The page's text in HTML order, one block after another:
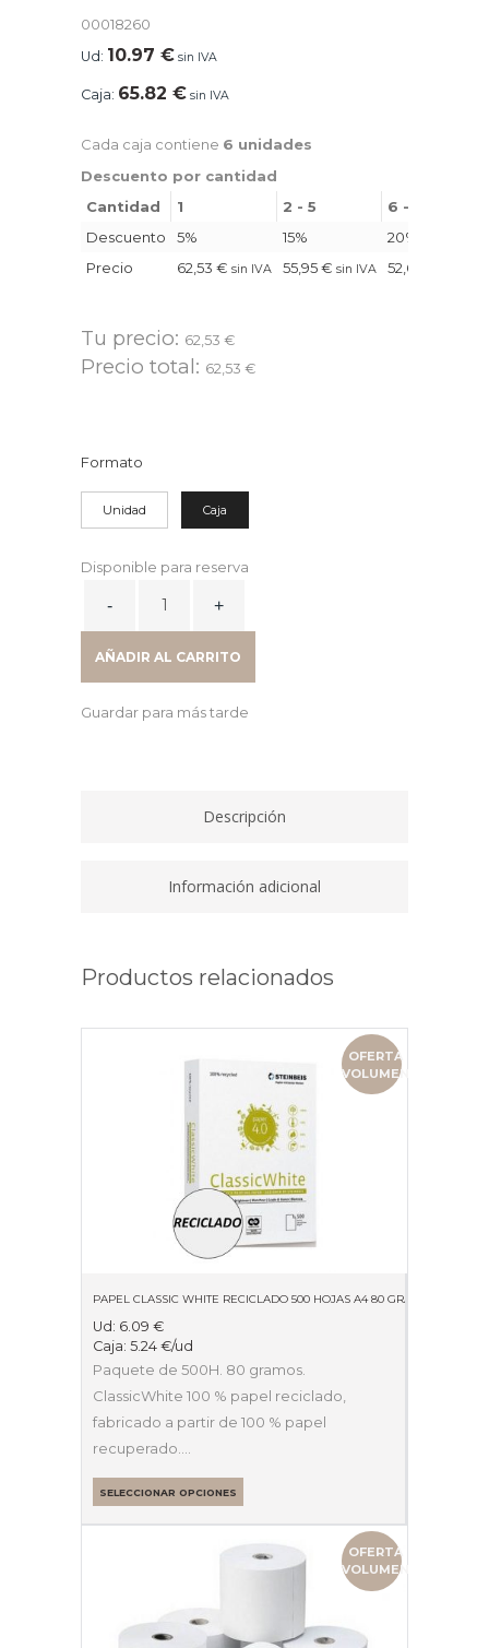
00018260
Ud: 10.97 € sin IVA
Caja: 65.82 € sin IVA
Cada caja contiene 6 unidades
Descuento por cantidad
Cantidad
1 2 - 5
6 - 10
Descuento
5% 15%
20%
Precio
62,53 € sin IVA 55,95€ sin IVA 52,66
Tu precio: 62,53 €
Precio total: 62,53 €
Formato
Unidad Caja
Disponible para reserva
80X80MM
AÑADIR AL CARRITO
Guardar para más tarde
Descripción
Información adicional
Productos relacionados
OFERTA
VOLUMEN
PAPEL CLASSIC WHITE RECICLADO 500 HOJAS A4 80 GRAMOS
Ud: 6.09 €
Caja: 5.24 €/ud
Paquete de 500H. 80 gramos.
ClassicWhite 100 % papel reciclado,
fabricado a partir de 100 % papel
recuperado.…
SELECCIONAR OPCIONES
OFERTA
VOLUMEN